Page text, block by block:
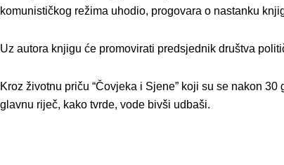
komunističkog režima uhodio, progovara o nastanku
Uz autora knjigu će promovirati predsjednik društva
Kroz životnu priču “Čovjeka i Sjene” koji su se nakon
glavnu riječ, kako tvrde, vode bivši udbaši.